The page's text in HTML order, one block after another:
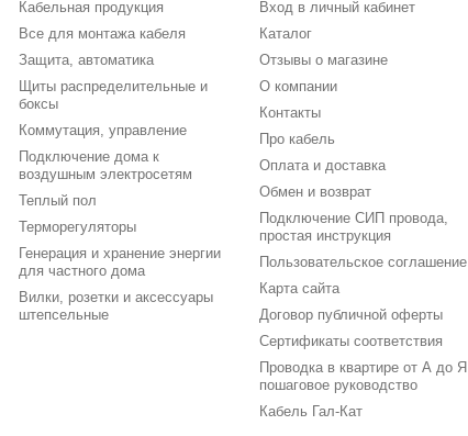
Кабельная продукция
Все для монтажа кабеля
Защита, автоматика
Щиты распределительные и
боксы
Коммутация, управление
Подключение дома к
воздушным электросетям
Теплый пол
Терморегуляторы
Генерация и хранение энергии
для частного дома
Вилки, розетки и аксессуары
штепсельные
Вход в личный кабинет
Каталог
Отзывы о магазине
О компании
Контакты
Про кабель
Оплата и доставка
Обмен и возврат
Подключение СИП провода,
простая инструкция
Пользовательское соглашение
Карта сайта
Договор публичной оферты
Сертификаты соответствия
Проводка в квартире от А до Я
пошаговое руководство
Кабель Гал-Кат